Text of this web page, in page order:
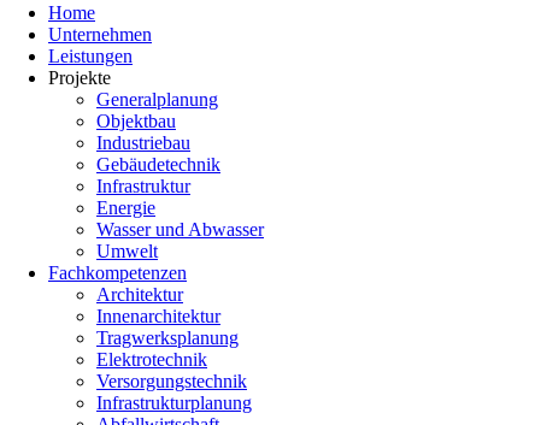
Home
Unternehmen
Leistungen
Projekte
Generalplanung
Objektbau
Industriebau
Gebäudetechnik
Infrastruktur
Energie
Wasser und Abwasser
Umwelt
Fachkompetenzen
Architektur
Innenarchitektur
Tragwerksplanung
Elektrotechnik
Versorgungstechnik
Infrastrukturplanung